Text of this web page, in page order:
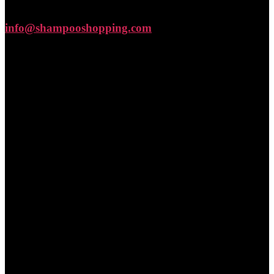
info@shampooshopping.com